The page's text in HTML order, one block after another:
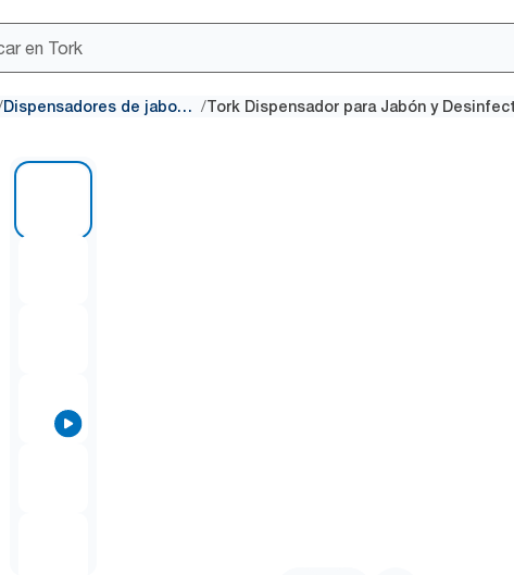
Dispensadores de jabones y desinfectantes /